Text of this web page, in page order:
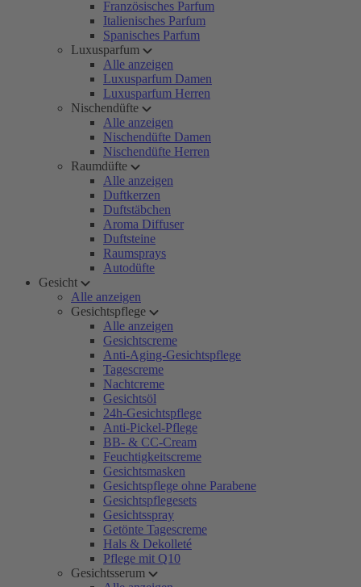
Französisches Parfum
Italienisches Parfum
Spanisches Parfum
Luxusparfum
Alle anzeigen
Luxusparfum Damen
Luxusparfum Herren
Nischendüfte
Alle anzeigen
Nischendüfte Damen
Nischendüfte Herren
Raumdüfte
Alle anzeigen
Duftkerzen
Duftstäbchen
Aroma Diffuser
Duftsteine
Raumsprays
Autodüfte
Gesicht
Alle anzeigen
Gesichtspflege
Alle anzeigen
Gesichtscreme
Anti-Aging-Gesichtspflege
Tagescreme
Nachtcreme
Gesichtsöl
24h-Gesichtspflege
Anti-Pickel-Pflege
BB- & CC-Cream
Feuchtigkeitscreme
Gesichtsmasken
Gesichtspflege ohne Parabene
Gesichtspflegesets
Gesichtsspray
Getönte Tagescreme
Hals & Dekolleté
Pflege mit Q10
Gesichtsserum